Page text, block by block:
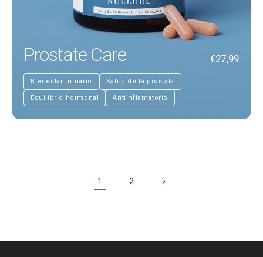
Prostate Care €27,99
Bienestar urinario Salud de la próstata
Equilibrio hormonal Antiinflamatorio
1 2